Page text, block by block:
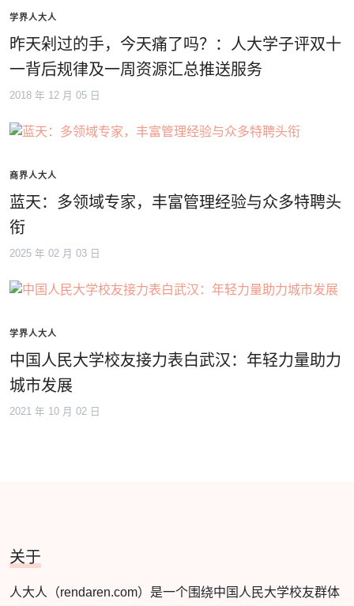
学界人大人
昨天剁过的手，今天痛了吗？：人大学子评双十
一背后规律及一周资源汇总推送服务
2018 年 12 月 05 日
商界人大人
蓝天：多领域专家，丰富管理经验与众多特聘头
衔
2025 年 02 月 03 日
学界人大人
中国人民大学校友接力表白武汉：年轻力量助力
城市发展
2021 年 10 月 02 日
关于
人大人（rendaren.com）是一个围绕中国人民大学校友群体